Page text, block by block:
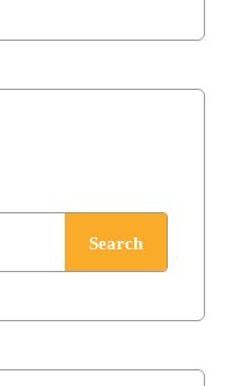
Search